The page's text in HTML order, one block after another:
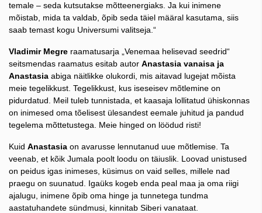
temale – seda kutsutakse mõtteenergiaks. Ja kui inimene
mõistab, mida ta valdab, õpib seda täiel määral kasutama, siis
saab temast kogu Universumi valitseja.“
Vladimir Megre raamatusarja „Venemaa helisevad seedrid“
seitsmendas raamatus esitab autor Anastasia vanaisa ja
Anastasia abiga näitlikke olukordi, mis aitavad lugejat mõista
meie tegelikkust. Tegelikkust, kus iseseisev mõtlemine on
pidurdatud. Meil tuleb tunnistada, et kaasaja lollitatud ühiskonnas
on inimesed oma tõelisest ülesandest eemale juhitud ja pandud
tegelema mõttetustega. Meie hinged on löödud risti!
Kuid Anastasia on avarusse lennutanud uue mõtlemise. Ta
veenab, et kõik Jumala poolt loodu on täiuslik. Loovad unistused
on peidus igas inimeses, küsimus on vaid selles, millele nad
praegu on suunatud. Igaüks kogeb enda peal maa ja oma riigi
ajalugu, inimene õpib oma hinge ja tunnetega tundma
aastatuhandete sündmusi, kinnitab Siberi vanataat.